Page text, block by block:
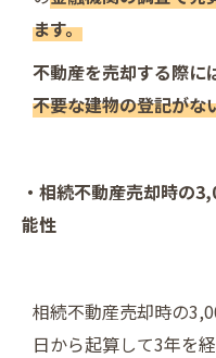
ます。
不動産を売却する際に
不要な建物の登記がな
・相続不動産売却時の
能性
相続不動産売却時の
日から起算して3年を